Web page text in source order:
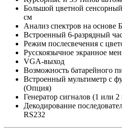
Большой цветной
см
Анализ спектров на основе
Встроенный 6-разрядный
Режим послесвечения с
Русскоязычное экранное
VGA-выход
Возможность батарейного
Встроенный мультиметр с
(Опция)
Генератор сигналов (1 или
Декодирование
RS232